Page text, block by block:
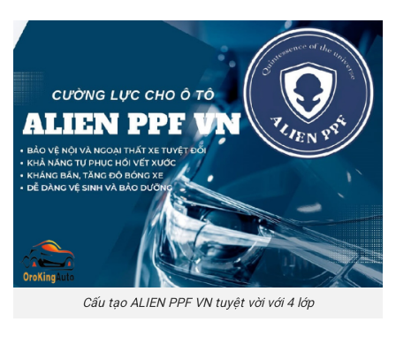
Cấu tạo ALIEN PPF VN tuyệt vời với 4 lớp